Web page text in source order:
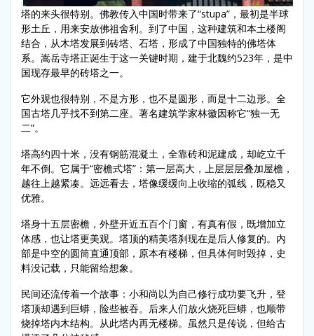
塔的来头很特别。佛教传入中国时带来了“stupa”，最初是半球
形土丘，用来安放佛祖舍利。到了中国，这种建筑和本土楼阁
结合，从木塔发展到砖塔、石塔，形成了中国独特的佛塔体
系。嵩岳寺塔正诞生于这一关键时期，建于北魏约523年，是中
国现存最早的砖塔之一。
它外观也很特别，不是方形，也不是圆形，而是十二边形。全
国古塔几乎找不到第二座。著名建筑学家林徽因称它“独一无
二”。
塔高约四十米，没有钢筋混凝土，全靠砖和泥建成，却屹立千
年不倒。它属于“密檐式塔”：第一层高大，上层层层叠加屋檐，
越往上越紧凑。远远看去，塔像缓缓向上收缩的弧线，既稳又
优雅。
塔身十五层密檐，外壁开近五百个门窗，有真有假，既增加立
体感，也让塔更美观。塔顶的精美塔刹现在是后人修复的。内
部是中空的圆筒直通顶部，原本有楼梯，但具体何时毁掉，史
料没记载，只能留给想象。
民间还流传着一个故事：小和尚以为自己修行成功要飞升，登
塔顶却遇到巨蟒，险些被吞。后来人们放火烧死巨蟒，也顺带
烧掉塔内木结构。从此塔内再无楼梯。虽然只是传说，但给古